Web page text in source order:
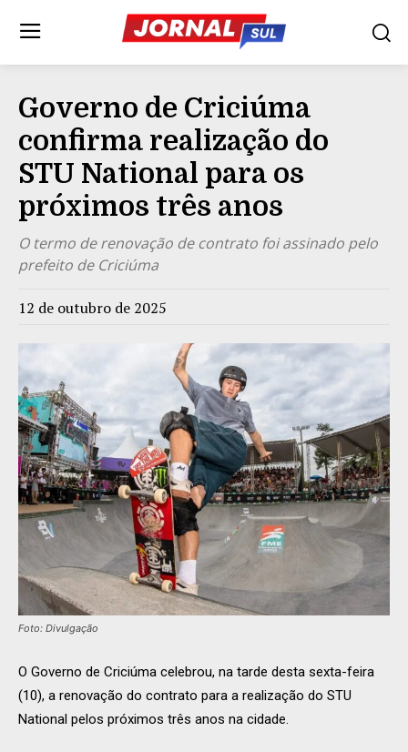
Governo de Criciúma
confirma realização do
STU National para os
próximos três anos
O termo de renovação de contrato foi assinado pelo
prefeito de Criciúma
12 de outubro de 2025
Foto: Divulgação
O Governo de Criciúma celebrou, na tarde desta sexta-feira
(10), a renovação do contrato para a realização do STU
National pelos próximos três anos na cidade.